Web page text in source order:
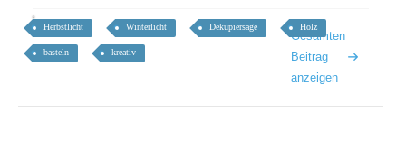
Herbstlicht Winterlicht Dekupiersäge Holz
basteln kreativ
Gesamten
Beitrag
anzeigen